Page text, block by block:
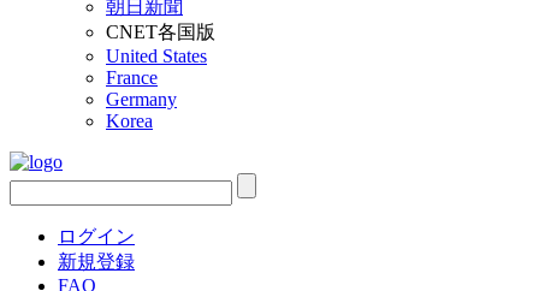
朝日新聞
CNET各国版
United States
France
Germany
Korea
ログイン
新規登録
FAQ